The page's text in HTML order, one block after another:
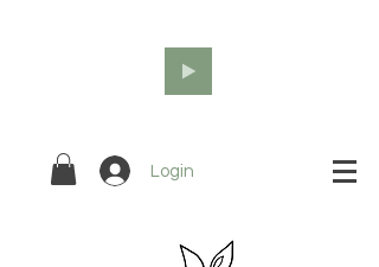
Login